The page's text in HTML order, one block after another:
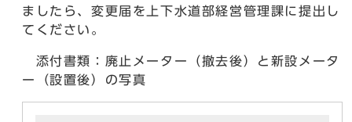
ましたら、変更届を上下水道部経営管理課に提出し
てください。
添付書類：廃止メーター（撤去後）と新設メータ
ー（設置後）の写真